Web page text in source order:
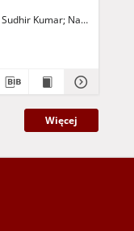
Nagarajan
Kumar Nadian, Pulkit
Więcej